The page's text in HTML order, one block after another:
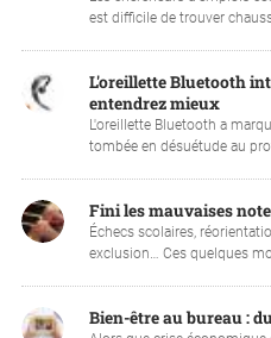
est difficile de trouver
L'oreillette Bluetooth
entendrez mieux
L'oreillette Bluetooth a
tombée en désuétude au
Fini les mauvaises
Échecs scolaires,
exclusion… Ces quelques
Bien-être au bureau :